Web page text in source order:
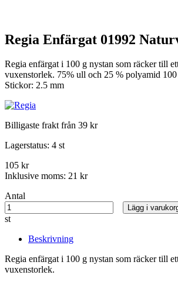
Regia Enfärgat 01992
Regia enfärgat i 100 g nystan som räcker till
vuxenstorlek. 75% ull och 25 % polyamid
Stickor: 2.5 mm
Billigaste frakt från 39 kr
Lagerstatus: 4 st
105 kr
Inklusive moms: 21 kr
Antal
st
Lägg i
Beskrivning
Regia enfärgat i 100 g nystan som räcker till
vuxenstorlek.